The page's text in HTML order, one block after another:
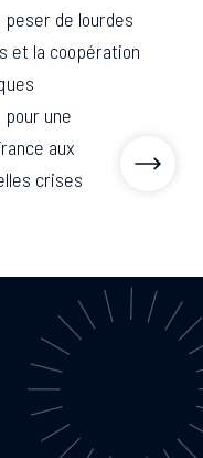
de lourdes
et la coopération
pour une
aux
crises